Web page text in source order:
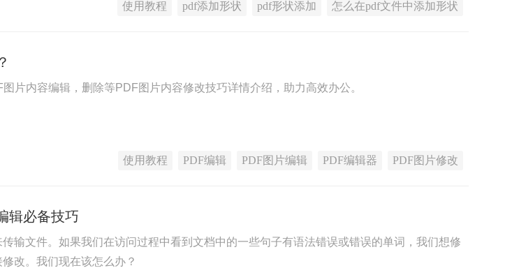
使用教程 pdf添加形状 pdf形状添加 怎么在pdf文件中添加形状
片内容编辑，删除等PDF图片内容修改技巧详情介绍，助力高效办公。
使用教程 PDF编辑 PDF图片编辑 PDF编辑器 PDF图片修改
辑必备技巧
输文件。如果我们在访问过程中看到文档中的一些句子有语法错误或错误的单词，我们想修
改。我们现在该怎么办？